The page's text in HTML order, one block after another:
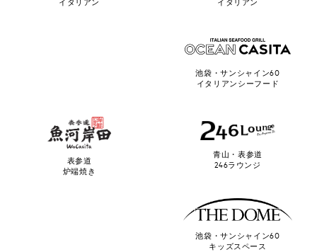
イタリアン
池袋・サンシャイン60
イタリアンシーフード
表参道
炉端焼き
青山・表参道
246ラウンジ
池袋・サンシャイン60
キッズスペース